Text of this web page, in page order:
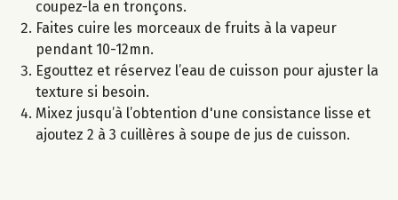
coupez-la en tronçons.
Faites cuire les morceaux de fruits à la vapeur
pendant 10-12mn.
Egouttez et réservez l’eau de cuisson pour ajuster la
texture si besoin.
Mixez jusqu’à l’obtention d'une consistance lisse et
ajoutez 2 à 3 cuillères à soupe de jus de cuisson.